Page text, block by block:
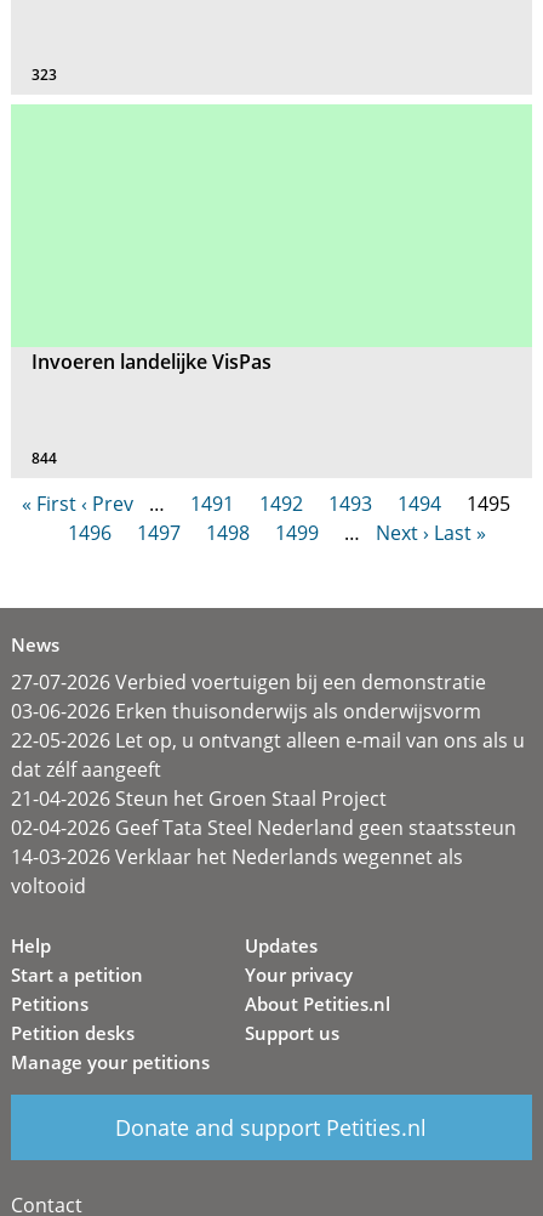
323
Invoeren landelijke VisPas
844
« First‹ Prev … 1491 1492 1493 1494
1495
1496
1497 1498 1499 … Next › Last »
News
27-07-2026 Verbied voertuigen bij een demonstratie
03-06-2026 Erken thuisonderwijs als onderwijsvorm
22-05-2026 Let op, u ontvangt alleen e-mail van ons als u
dat zélf aangeeft
21-04-2026 Steun het Groen Staal Project
02-04-2026 Geef Tata Steel Nederland geen staatssteun
14-03-2026 Verklaar het Nederlands wegennet als
voltooid
Help
Start a petition
Petitions
Petition desks
Manage your petitions
Updates
Your privacy
About Petities.nl
Support us
Donate and support Petities.nl
Contact